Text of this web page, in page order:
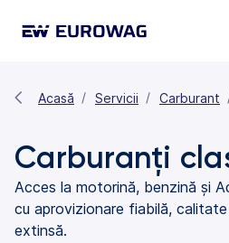
Acasă Servicii Carburant
Carburanți
Acces la motorină, benzină și
cu aprovizionare fiabilă,
extinsă.